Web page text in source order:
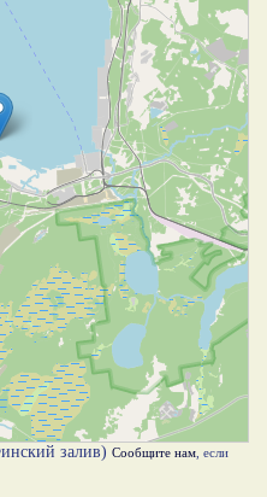
залив) Сообщите нам , если